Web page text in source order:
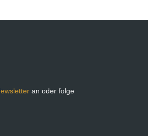
an oder folge